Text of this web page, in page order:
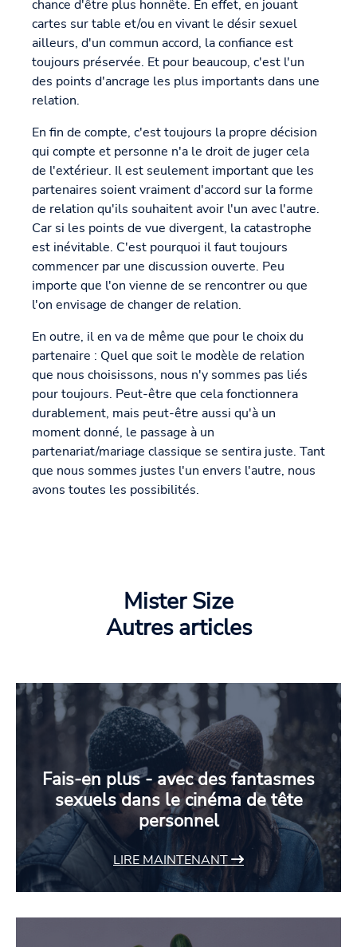
chance d'être plus honnête. En effet, en jouant
cartes sur table et/ou en vivant le désir sexuel
ailleurs, d'un commun accord, la confiance est
toujours préservée. Et pour beaucoup, c'est l'un
des points d'ancrage les plus importants dans une
relation.
En fin de compte, c'est toujours la propre décision
qui compte et personne n'a le droit de juger cela
de l'extérieur. Il est seulement important que les
partenaires soient vraiment d'accord sur la forme
de relation qu'ils souhaitent avoir l'un avec l'autre.
Car si les points de vue divergent, la catastrophe
est inévitable. C'est pourquoi il faut toujours
commencer par une discussion ouverte. Peu
importe que l'on vienne de se rencontrer ou que
l'on envisage de changer de relation.
En outre, il en va de même que pour le choix du
partenaire : Quel que soit le modèle de relation
que nous choisissons, nous n'y sommes pas liés
pour toujours. Peut-être que cela fonctionnera
durablement, mais peut-être aussi qu'à un
moment donné, le passage à un
partenariat/mariage classique se sentira juste. Tant
que nous sommes justes l'un envers l'autre, nous
avons toutes les possibilités.
Mister Size
Autres articles
Fais-en plus - avec des fantasmes
sexuels dans le cinéma de tête
personnel
LIRE MAINTENANT